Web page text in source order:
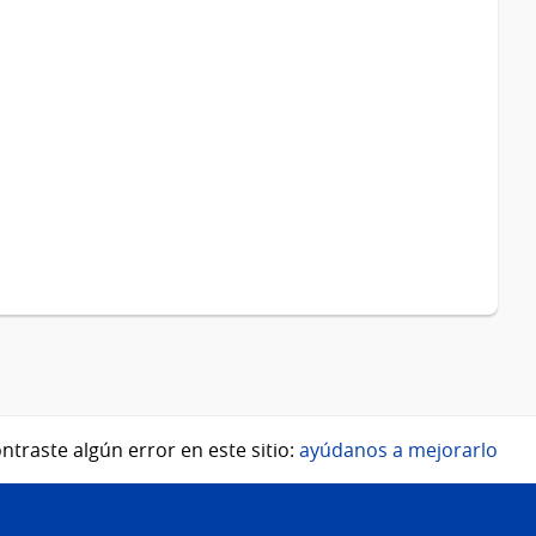
algún error en este sitio: ayúdanos a mejorarlo